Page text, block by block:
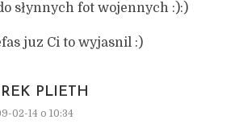
słynnych fot wojennych :):)
juz Ci to wyjasnil :)
PLIETH
02-14 o 10:34